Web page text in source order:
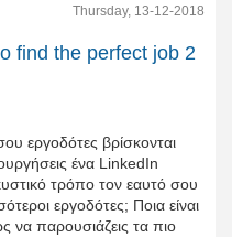
Thursday, 13-12-2018
find the perfect job 2
εργοδότες βρίσκονται
ένα LinkedIn
τρόπο τον εαυτό σου
εργοδότες; Ποια είναι
παρουσιάζεις τα πιο